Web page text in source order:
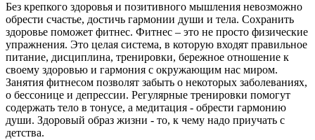
Без крепкого здоровья и позитивного мышления невозможно
обрести счастье, достичь гармонии души и тела. Сохранить
здоровье поможет фитнес. Фитнес – это не просто физические
упражнения. Это целая система, в которую входят правильное
питание, дисциплина, тренировки, бережное отношение к
своему здоровью и гармония с окружающим нас миром.
Занятия фитнесом позволят забыть о некоторых заболеваниях,
о бессонице и депрессии. Регулярные тренировки помогут
содержать тело в тонусе, а медитация - обрести гармонию
души. Здоровый образ жизни - то, к чему надо приучать с
детства.